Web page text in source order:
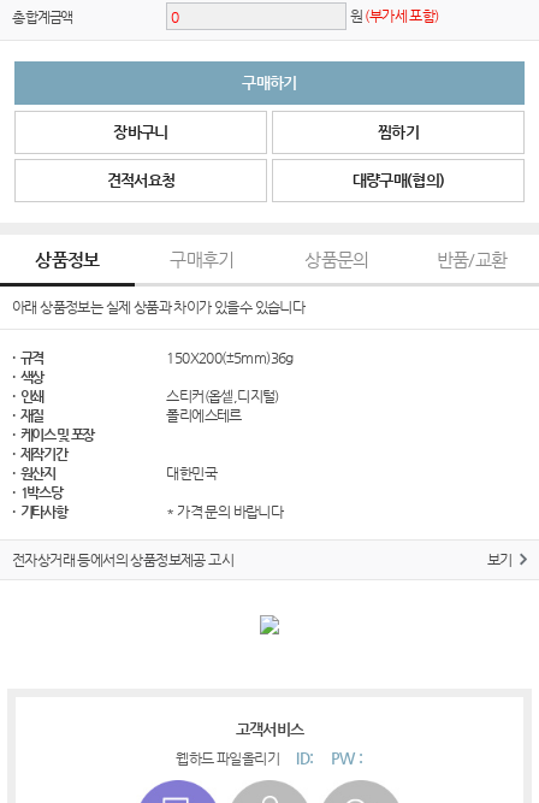
총 합계금액 원 (부가세 포함)
구매하기
장바구니 찜하기
견적서요청 대량구매(협의)
상품정보 구매후기 상품문의 반품/교환
아래 상품정보는 실제 상품과 차이가 있을수 있습니다
· 규격
150X200(±5mm)36g
· 색상
· 인쇄
스티커(옵셑,디지털)
· 재질
폴리에스테르
· 케이스 및 포장
· 제작기간
· 원산지
대한민국
· 1박스당
· 기타사항
* 가격 문의 바랍니다
전자상거래 등에서의 상품정보제공 고시 보기
고객서비스
웹하드 파일올리기 ID: PW :